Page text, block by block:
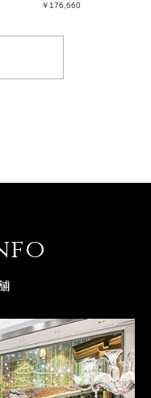
￥176,660